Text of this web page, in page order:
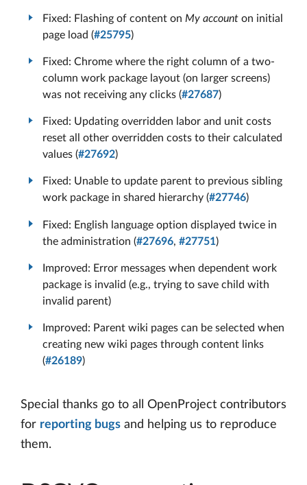
Fixed: Flashing of content on My account on initial
page load (#25795)
Fixed: Chrome where the right column of a two-
column work package layout (on larger screens)
was not receiving any clicks (#27687)
Fixed: Updating overridden labor and unit costs
reset all other overridden costs to their calculated
values (#27692)
Fixed: Unable to update parent to previous sibling
work package in shared hierarchy (#27746)
Fixed: English language option displayed twice in
the administration (#27696, #27751)
Improved: Error messages when dependent work
package is invalid (e.g., trying to save child with
invalid parent)
Improved: Parent wiki pages can be selected when
creating new wiki pages through content links
(#26189)
Special thanks go to all OpenProject contributors
for reporting bugs and helping us to reproduce
them.